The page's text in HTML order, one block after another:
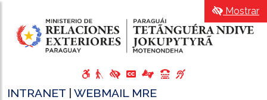
INTRANET WEBMAIL MRE
Mostrar